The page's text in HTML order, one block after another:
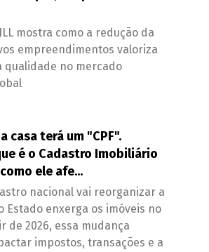
mostra como a redução da
empreendimentos valoriza
qualidade no mercado
casa terá um "CPF".
é o Cadastro Imobiliário
ele afe...
nacional vai reorganizar a
Estado enxerga os imóveis no
de 2026, essa mudança
impostos, transações e a